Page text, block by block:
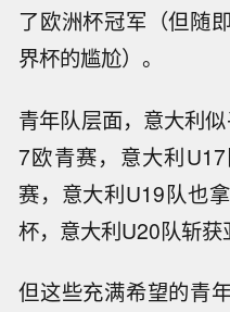
了欧洲杯冠军（但随
界杯的尴尬）。
青年队层面，意大利
7欧青赛，意大利
赛，意大利U19队也
杯，意大利U20队斩
但这些充满希望的青